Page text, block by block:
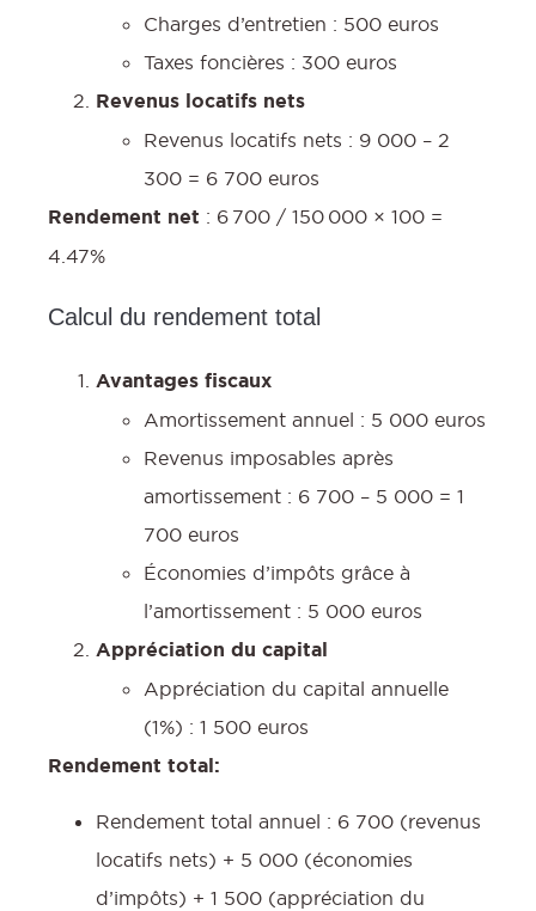
Charges d’entretien : 500 euros
Taxes foncières : 300 euros
Revenus locatifs nets
Revenus locatifs nets : 9 000 – 2
300 = 6 700 euros
Rendement net : 6 700 / 150 000 × 100 =
4.47%
Calcul du rendement total
Avantages fiscaux
Amortissement annuel : 5 000 euros
Revenus imposables après
amortissement : 6 700 – 5 000 = 1
700 euros
Économies d’impôts grâce à
l’amortissement : 5 000 euros
Appréciation du capital
Appréciation du capital annuelle
(1%) : 1 500 euros
Rendement total:
Rendement total annuel : 6 700 (revenus
locatifs nets) + 5 000 (économies
d’impôts) + 1 500 (appréciation du